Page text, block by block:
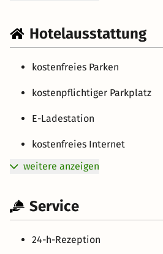
Hotelausstattung
kostenfreies Parken
kostenpflichtiger Parkplatz
E-Ladestation
kostenfreies Internet
weitere anzeigen
Service
24-h-Rezeption